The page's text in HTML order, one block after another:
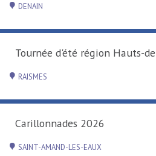
DENAIN
Tournée d'été région Hauts-
RAISMES
Carillonnades 2026
SAINT-AMAND-LES-EAUX